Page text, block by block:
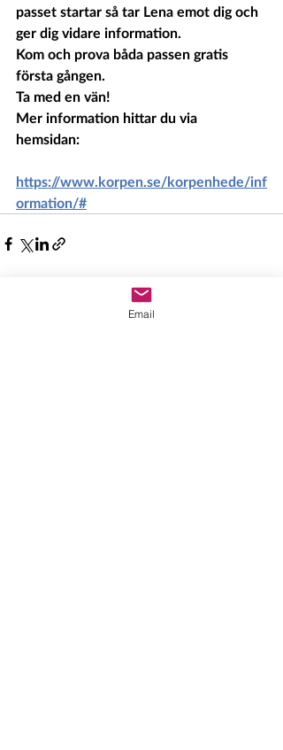
passet startar så tar Lena emot dig och
ger dig vidare information.
Kom och prova båda passen gratis
första gången.
Ta med en vän!
Mer information hittar du via
hemsidan:
https://www.korpen.se/korpenhede/inf
ormation/#
Email